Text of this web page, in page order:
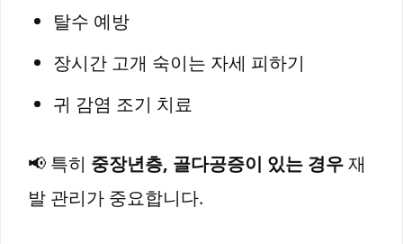
탈수 예방
장시간 고개 숙이는 자세 피하기
귀 감염 조기 치료
📢 특히 중장년층, 골다공증이 있는 경우재
발 관리가 중요합니다.